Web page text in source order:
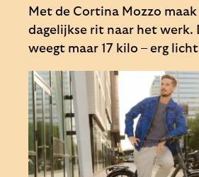
Met de Cortina Mozzo
dagelijkse rit naar het werk.
weegt maar 17 kilo – erg